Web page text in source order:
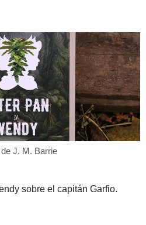
J. M. Barrie
sobre el capitán Garfio.